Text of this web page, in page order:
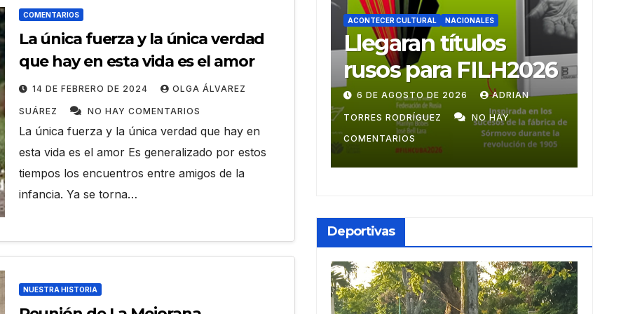
COMENTARIOS
La única fuerza y la única verdad
que hay en esta vida es el amor
14 DE FEBRERO DE 2024 OLGA ÁLVAREZ
SUÁREZ NO HAY COMENTARIOS
La única fuerza y la única verdad que hay en
esta vida es el amor Es generalizado por estos
tiempos los encuentros entre amigos de la
infancia. Ya se torna…
NUESTRA HISTORIA
para
años
ADRIAN
HAY
Llegaran títulos
rusos para FILH2026
6 DE AGOSTO DE 2026
TORRES RODRÍGUEZ
COMENTARIOS
ACONTECER CULTURAL
Ballet Laura Alonso
emprende gira
centroamericana
28 DE JULIO DE 2026 ADRIAN TORRES
RODRÍGUEZ NO HAY COMENTARIOS
Deportivas